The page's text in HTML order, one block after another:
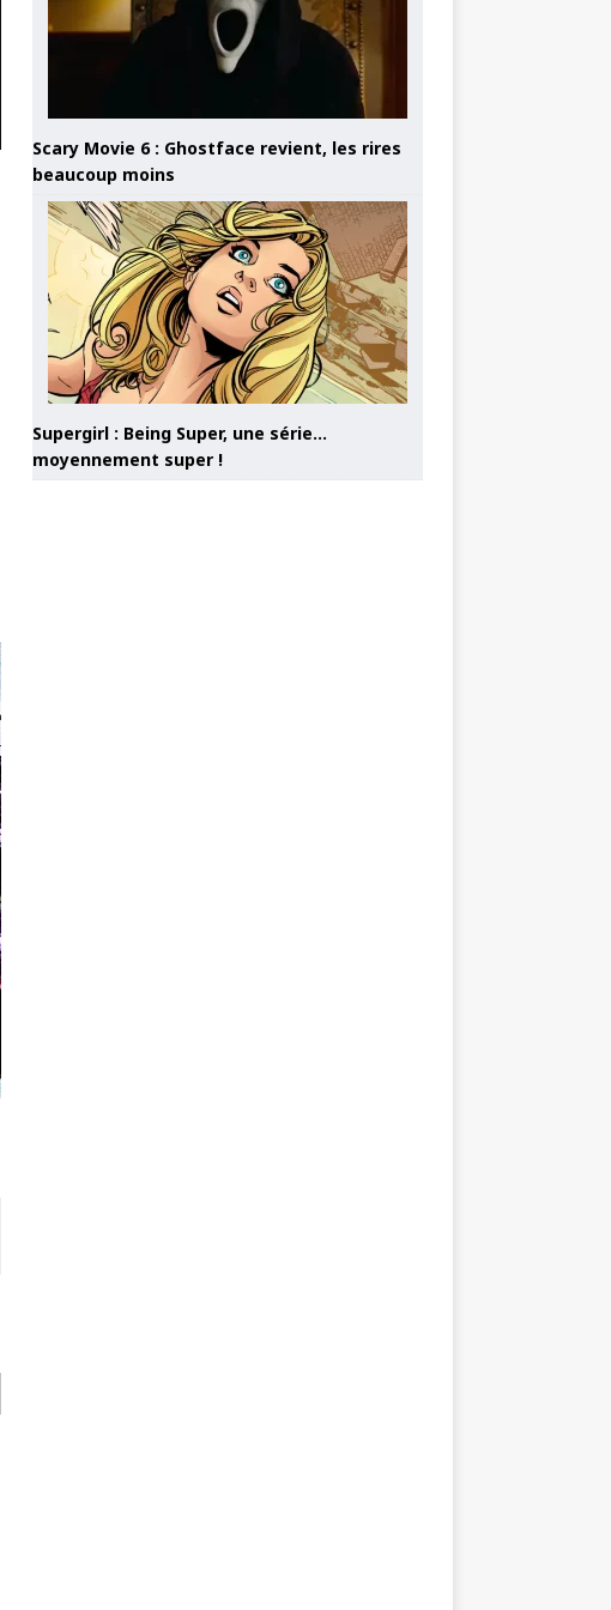
Scary Movie 6 : Ghostface revient, les rires
beaucoup moins
Supergirl : Being Super, une série…
moyennement super !